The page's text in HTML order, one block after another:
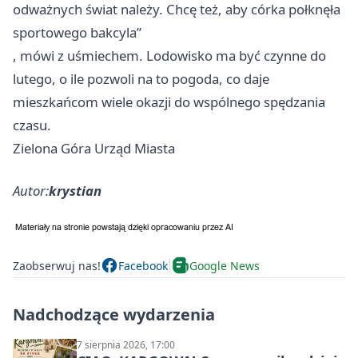
odważnych świat należy. Chcę też, aby córka połknęła
sportowego bakcyla”
, mówi z uśmiechem. Lodowisko ma być czynne do
lutego, o ile pozwoli na to pogoda, co daje
mieszkańcom wiele okazji do wspólnego spędzania
czasu.
Zielona Góra Urząd Miasta
Autor:krystian
Zaobserwuj nas! Facebook Google News
Nadchodzące wydarzenia
7 sierpnia 2026, 17:00